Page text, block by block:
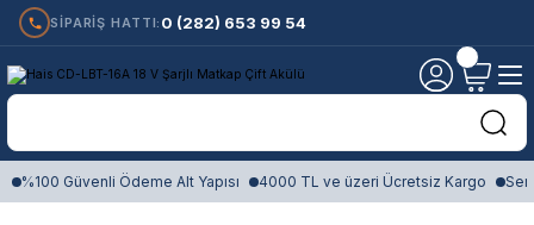
SİPARİŞ HATTI: 0 (282) 653 99 54
%100 Güvenli Ödeme Alt Yapısı 4000 TL ve üzeri Ücretsiz Kargo